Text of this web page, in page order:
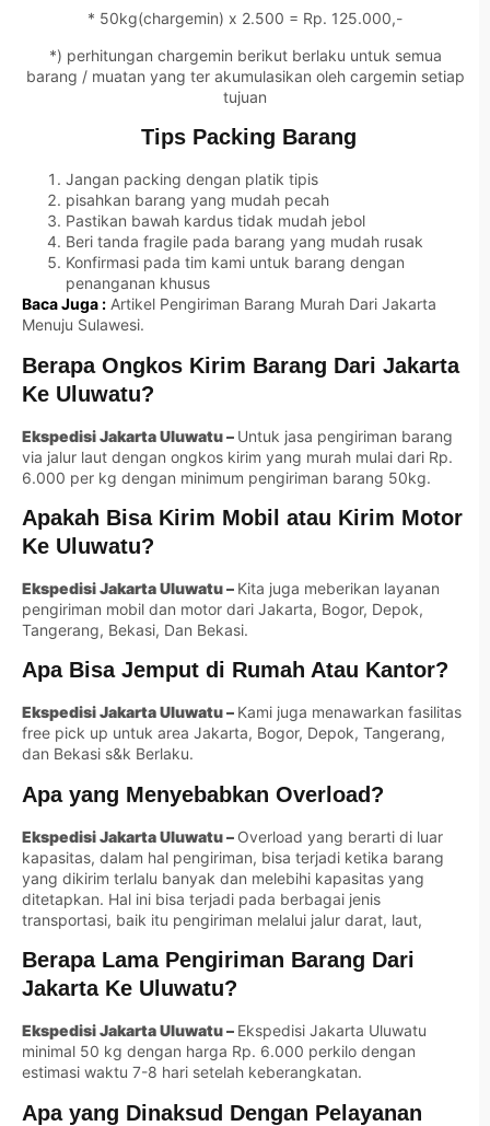
* 50kg(chargemin) x 2.500 = Rp. 125.000,-
*) perhitungan chargemin berikut berlaku untuk semua
barang / muatan yang ter akumulasikan oleh cargemin setiap
tujuan
Tips Packing Barang
Jangan packing dengan platik tipis
pisahkan barang yang mudah pecah
Pastikan bawah kardus tidak mudah jebol
Beri tanda fragile pada barang yang mudah rusak
Konfirmasi pada tim kami untuk barang dengan
penanganan khusus
Baca Juga : Artikel Pengiriman Barang Murah Dari Jakarta
Menuju Sulawesi.
Berapa Ongkos Kirim Barang Dari Jakarta
Ke Uluwatu?
Ekspedisi Jakarta Uluwatu – Untuk jasa pengiriman barang
via jalur laut dengan ongkos kirim yang murah mulai dari Rp.
6.000 per kg dengan minimum pengiriman barang 50kg.
Apakah Bisa Kirim Mobil atau Kirim Motor
Ke Uluwatu?
Ekspedisi Jakarta Uluwatu – Kita juga meberikan layanan
pengiriman mobil dan motor dari Jakarta, Bogor, Depok,
Tangerang, Bekasi, Dan Bekasi.
Apa Bisa Jemput di Rumah Atau Kantor?
Ekspedisi Jakarta Uluwatu – Kami juga menawarkan fasilitas
free pick up untuk area Jakarta, Bogor, Depok, Tangerang,
dan Bekasi s&k Berlaku.
Apa yang Menyebabkan Overload?
Ekspedisi Jakarta Uluwatu – Overload yang berarti di luar
kapasitas, dalam hal pengiriman, bisa terjadi ketika barang
yang dikirim terlalu banyak dan melebihi kapasitas yang
ditetapkan. Hal ini bisa terjadi pada berbagai jenis
transportasi, baik itu pengiriman melalui jalur darat, laut,
Berapa Lama Pengiriman Barang Dari
Jakarta Ke Uluwatu?
Ekspedisi Jakarta Uluwatu – Ekspedisi Jakarta Uluwatu
minimal 50 kg dengan harga Rp. 6.000 perkilo dengan
estimasi waktu 7-8 hari setelah keberangkatan.
Apa yang Dinaksud Dengan Pelayanan